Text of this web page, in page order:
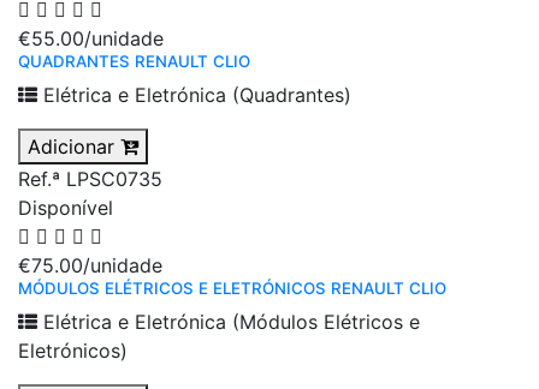
€55.00/unidade
QUADRANTES RENAULT CLIO
Elétrica e Eletrónica (Quadrantes)
Adicionar
Ref.ª LPSC0735
Disponível
€75.00/unidade
MÓDULOS ELÉTRICOS E ELETRÓNICOS RENAULT CLIO
Elétrica e Eletrónica (Módulos Elétricos e
Eletrónicos)